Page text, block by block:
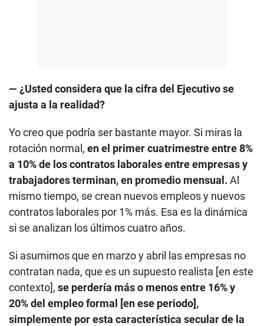
— ¿Usted considera que la cifra del Ejecutivo se
ajusta a la realidad?
Yo creo que podría ser bastante mayor. Si miras la
rotación normal, en el primer cuatrimestre entre 8%
a 10% de los contratos laborales entre empresas y
trabajadores terminan, en promedio mensual. Al
mismo tiempo, se crean nuevos empleos y nuevos
contratos laborales por 1% más. Esa es la dinámica
si se analizan los últimos cuatro años.
Si asumimos que en marzo y abril las empresas no
contratan nada, que es un supuesto realista [en este
contexto], se perdería más o menos entre 16% y
20% del empleo formal [en ese periodo],
simplemente por esta característica secular de la